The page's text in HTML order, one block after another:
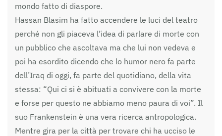
mondo fatto di diaspore.
Hassan Blasim ha fatto accendere le luci del teatro
perché non gli piaceva l’idea di parlare di morte con
un pubblico che ascoltava ma che lui non vedeva e
poi ha esordito dicendo che lo humor nero fa parte
dell’Iraq di oggi, fa parte del quotidiano, della vita
stessa: “Qui ci si è abituati a convivere con la morte
e forse per questo ne abbiamo meno paura di voi”. Il
suo Frankenstein è una vera ricerca antropologica.
Mentre gira per la città per trovare chi ha ucciso le